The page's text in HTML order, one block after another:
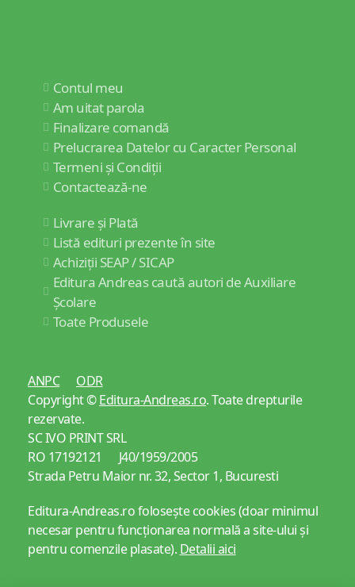
Contul meu
Am uitat parola
Finalizare comandă
Prelucrarea Datelor cu Caracter Personal
Termeni și Condiții
Contactează-ne
Livrare și Plată
Listă edituri prezente în site
Achiziții SEAP / SICAP
Editura Andreas caută autori de Auxiliare
Școlare
Toate Produsele
ANPC
ODR
Copyright ©Editura-Andreas.ro. Toate drepturile
rezervate.
SC IVO PRINT SRL
RO 17192121 J40/1959/2005
Strada Petru Maior nr. 32, Sector 1, Bucuresti
Editura-Andreas.ro folosește cookies (doar minimul
necesar pentru funcționarea normală a site-ului și
pentru comenzile plasate). Detalii aici